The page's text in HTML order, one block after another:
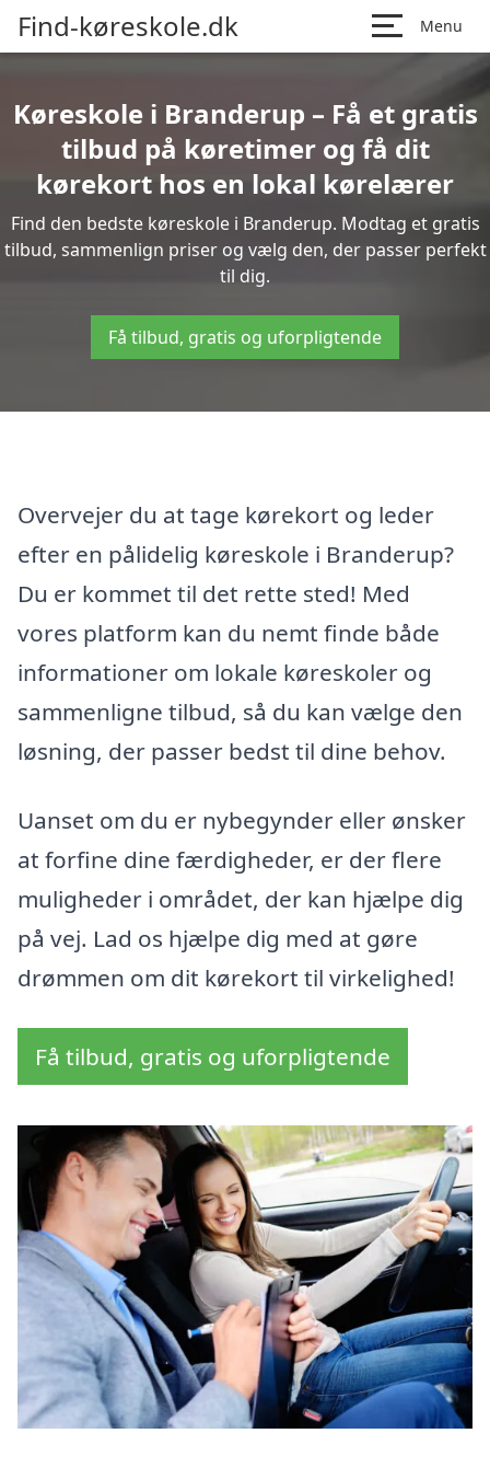
Find-køreskole.dk Menu
Køreskole i Branderup – Få et gratis
tilbud på køretimer og få dit
kørekort hos en lokal kørelærer
Find den bedste køreskole i Branderup. Modtag et gratis
tilbud, sammenlign priser og vælg den, der passer perfekt
til dig.
Få tilbud, gratis og uforpligtende
Overvejer du at tage kørekort og leder
efter en pålidelig køreskole i Branderup?
Du er kommet til det rette sted! Med
vores platform kan du nemt finde både
informationer om lokale køreskoler og
sammenligne tilbud, så du kan vælge den
løsning, der passer bedst til dine behov.
Uanset om du er nybegynder eller ønsker
at forfine dine færdigheder, er der flere
muligheder i området, der kan hjælpe dig
på vej. Lad os hjælpe dig med at gøre
drømmen om dit kørekort til virkelighed!
Få tilbud, gratis og uforpligtende